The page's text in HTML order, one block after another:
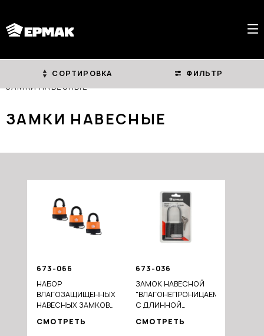
ГЛАВНАЯ КАТАЛОГ
ЗАМКИ И ФУРНИТУРА
ЗАМКИ НАВЕСНЫЕ
ЗАМКИ НАВЕСНЫЕ
СОРТИРОВКА ФИЛЬТР
673-066
НАБОР
ВЛАГОЗАЩИЩЕННЫХ
НАВЕСНЫХ ЗАМКОВ
ОДИН КЛЮЧ" (3
СМОТРЕТЬ
673-036
ЗАМОК НАВЕСНОЙ
"ВЛАГОНЕПРОНИЦАЕМЫЙ",
С ДЛИННОЙ
СМОТРЕТЬ